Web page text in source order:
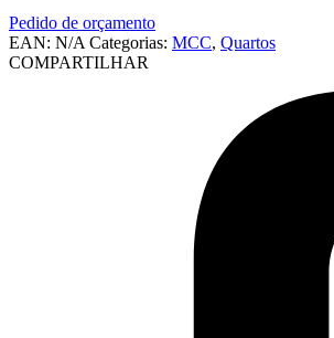
Pedido de orçamento
EAN: N/A Categorias: MCC, Quartos
COMPARTILHAR